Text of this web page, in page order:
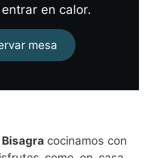
en calor.
mesa
cocinamos con